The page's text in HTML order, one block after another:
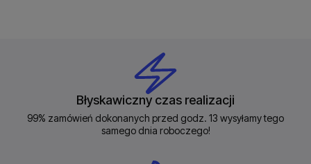
Błyskawiczny czas realizacji
99% zamówień dokonanych przed godz. 13 wysyłamy tego
samego dnia roboczego!